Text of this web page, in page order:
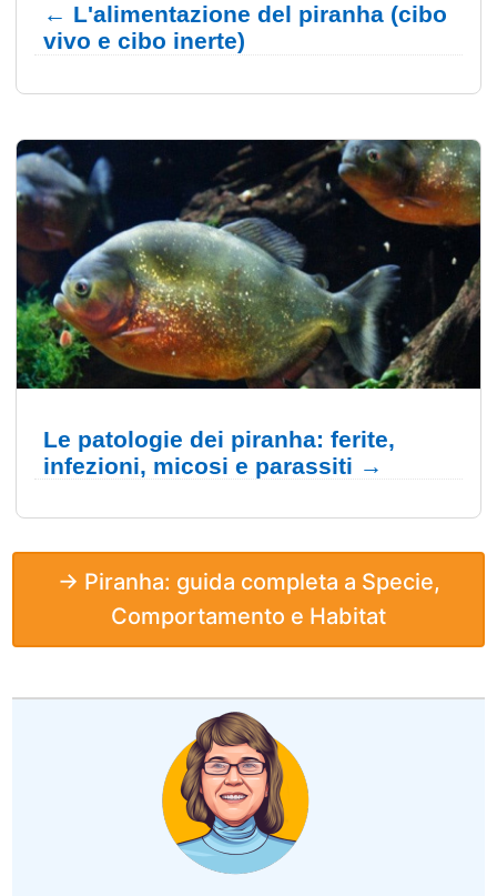
← L'alimentazione del piranha (cibo
vivo e cibo inerte)
Le patologie dei piranha: ferite,
infezioni, micosi e parassiti →
→ Piranha: guida completa a Specie,
Comportamento e Habitat